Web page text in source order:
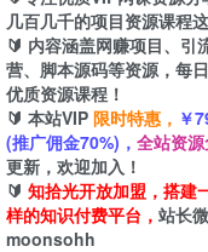
几百几千的项目资源课程
🔰 内容涵盖网赚项目、引
营、脚本源码等资源，每
优质资源课程！
🔰 本站VIP 限时特惠， ￥
(推广佣金70%)， 全站资源
更新，欢迎加入！
🔰 知拾光开放加盟，搭建
样的知识付费平台， 站长
moonsohh